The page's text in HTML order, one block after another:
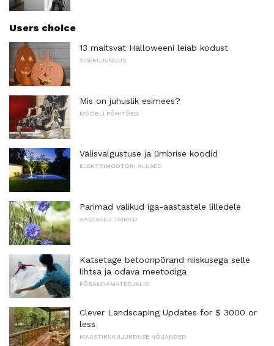
Users choice
13 maitsvat Halloweeni leiab kodust
SISEKUJUNDUS
Mis on juhuslik esimees?
MÖÖBLI PÕHITÕED
Välisvalgustuse ja ümbrise koodid
ELEKTRIMOOTORI ALUSED
Parimad valikud iga-aastastele lilledele
AASTASED TAIMED
Katsetage betoonpõrand niiskusega selle
lihtsa ja odava meetodiga
PÕRANDAMATERJALID
Clever Landscaping Updates for $ 3000 or
less
MAASTIKUKUJUNDUSE NÕUANDED